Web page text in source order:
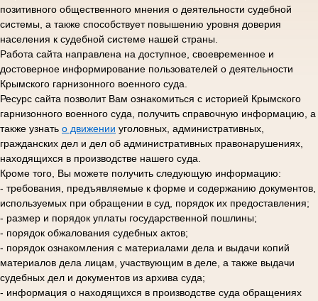
позитивного общественного мнения о деятельности судебной
системы, а также способствует повышению уровня доверия
населения к судебной системе нашей страны.
Работа сайта направлена на доступное, своевременное и
достоверное информирование пользователей о деятельности
Крымского гарнизонного военного суда.
Ресурс сайта позволит Вам ознакомиться с историей Крымского
гарнизонного военного суда, получить справочную информацию, а
также узнать о движении уголовных, административных,
гражданских дел и дел об административных правонарушениях,
находящихся в производстве нашего суда.
Кроме того, Вы можете получить следующую информацию:
- требования, предъявляемые к форме и содержанию документов,
используемых при обращении в суд, порядок их предоставления;
- размер и порядок уплаты государственной пошлины;
- порядок обжалования судебных актов;
- порядок ознакомления с материалами дела и выдачи копий
материалов дела лицам, участвующим в деле, а также выдачи
судебных дел и документов из архива суда;
- информация о находящихся в производстве суда обращениях